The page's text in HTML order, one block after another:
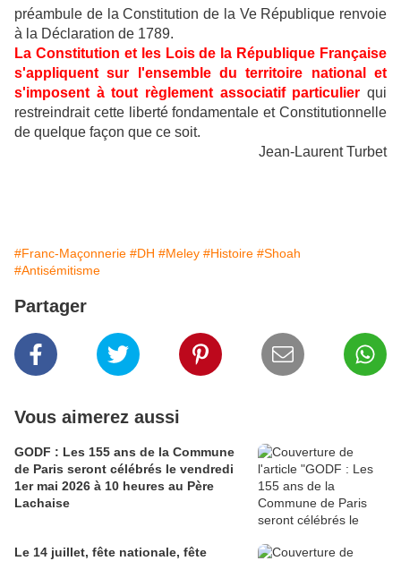
préambule de la Constitution de la Ve République renvoie
à la Déclaration de 1789.
La Constitution et les Lois de la République Française
s'appliquent sur l'ensemble du territoire national et
s'imposent à tout règlement associatif particulier qui
restreindrait cette liberté fondamentale et Constitutionnelle
de quelque façon que ce soit.
Jean-Laurent Turbet
#Franc-Maçonnerie #DH #Meley #Histoire #Shoah
#Antisémitisme
Partager
Vous aimerez aussi
GODF : Les 155 ans de la Commune
de Paris seront célébrés le vendredi
1er mai 2026 à 10 heures au Père
Lachaise
Le 14 juillet, fête nationale, fête